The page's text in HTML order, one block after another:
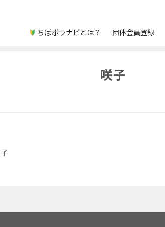
ちばボラナビとは？ 団体会員登録
咲子